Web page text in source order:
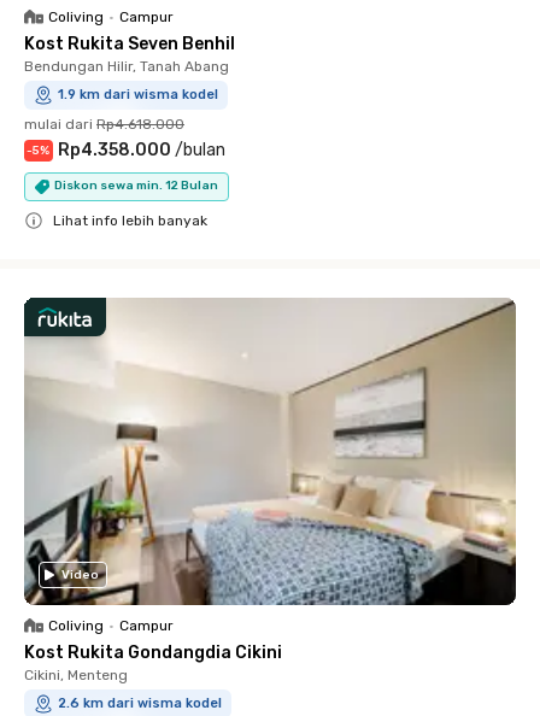
Coliving • Campur
Kost Rukita Seven Benhil
Bendungan Hilir, Tanah Abang
1.9 km dari wisma kodel
mulai dari Rp4.618.000
-5% Rp4.358.000 /bulan
Diskon sewa min. 12 Bulan
Lihat info lebih banyak
Video
Coliving • Campur
Kost Rukita Gondangdia Cikini
Cikini, Menteng
2.6 km dari wisma kodel